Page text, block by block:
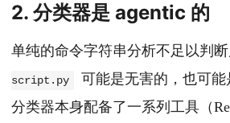
2. 分类器是 agentic 的
单纯的命令字符串分析不足以判断
script.py
可能是无害的，也可
分类器本身配备了一系列工具（